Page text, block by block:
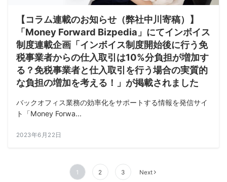
【コラム連載のお知らせ（弊社中川寄稿）】
「Money Forward Bizpedia」にてインボイス
制度連載企画「インボイス制度開始後に行う免
税事業者からの仕入取引は10%分負担が増加す
る？免税事業者と仕入取引を行う場合の実質的
な負担の増加を考える！」が掲載されました
バックオフィス業務の効率化をサポートする情報を発信サイ
ト「Money Forwa...
2023年6月22日
1 2 3 Next